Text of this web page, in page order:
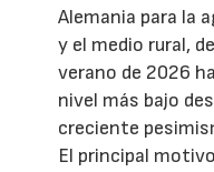
Alemania para la
y el medio rural,
verano de 2026
nivel más bajo
creciente
El principal